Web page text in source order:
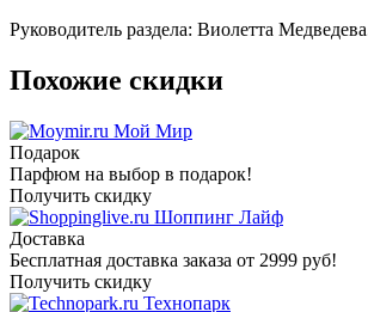
Руководитель раздела: Виолетта
Похожие скидки
Мой Мир
Подарок
Парфюм на выбор в подарок!
Получить скидку
Шоппинг Лайф
Доставка
Бесплатная доставка заказа от 2999 руб!
Получить скидку
Технопарк